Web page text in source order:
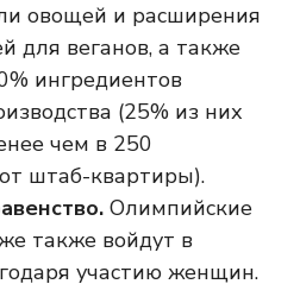
овощей и расширения
для веганов, а также
ингредиентов
(25% из них
чем в 250
штаб-квартиры).
Олимпийские
также войдут в
участию женщин.